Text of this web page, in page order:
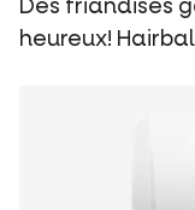
Des friandises
heureux!